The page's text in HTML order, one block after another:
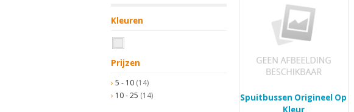
Kleuren
Prijzen
5 - 10 (14)
10 - 25 (14)
Spuitbussen Origineel Op
Kleur